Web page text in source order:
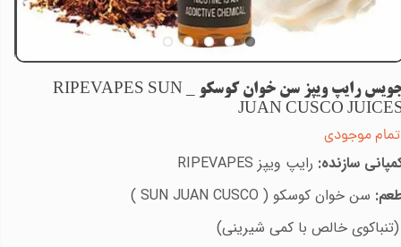
جویس رایپ ویپز سن خوان کوسکو _ RIPEVAPES SUN
JUAN CUSCO
موجودی
سازنده: رایپ ویپز RIPEVAPES
سن خوان کوسکو (SUN JUAN CUSCO
)
خالص با کمی شیرینی)